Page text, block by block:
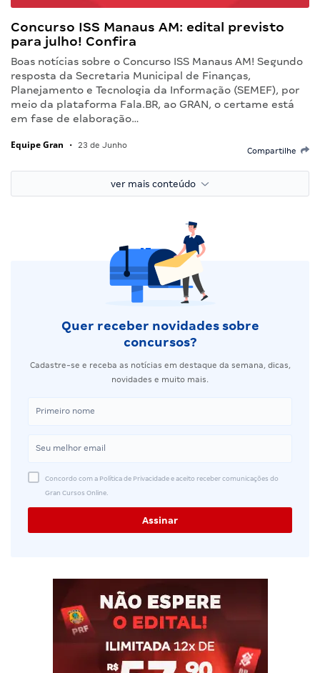
Concurso ISS Manaus AM: edital previsto
para julho! Confira
Boas notícias sobre o Concurso ISS Manaus AM! Segundo
resposta da Secretaria Municipal de Finanças,
Planejamento e Tecnologia da Informação (SEMEF), por
meio da plataforma Fala.BR, ao GRAN, o certame está
em fase de elaboração…
Equipe Gran • 23 de Junho
Compartilhe
ver mais conteúdo
Quer receber novidades sobre
concursos?
Cadastre-se e receba as notícias em destaque da semana, dicas,
novidades e muito mais.
Concordo com a Política de Privacidade e aceito receber comunicações do
Gran Cursos Online.